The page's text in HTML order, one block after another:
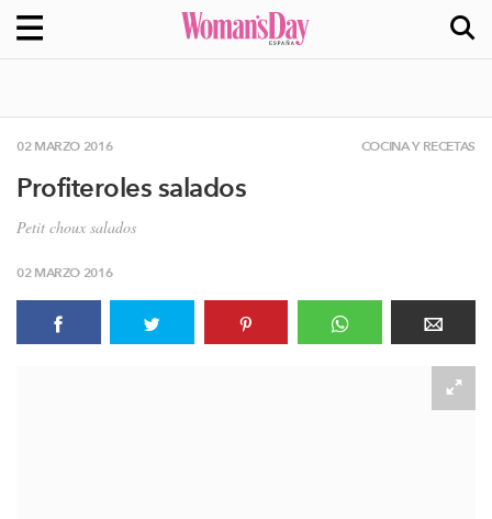
02 MARZO 2016 COCINA Y RECETAS
Profiteroles salados
Petit choux salados
02 MARZO 2016